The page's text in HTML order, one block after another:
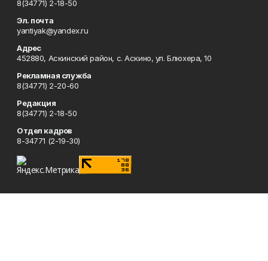
8(34771) 2-18-50
Эл. почта
yantiyak@yandex.ru
Адрес
452880, Аскинский район, с. Аскино, ул. Блюхера, 10
Рекламная служба
8(34771) 2-20-60
Редакция
8(34771) 2-18-50
Отдел кадров
8-34771 (2-19-30)